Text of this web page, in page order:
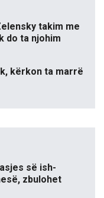
takim me
do ta njohim
kërkon ta marrë
së ish-
zbulohet